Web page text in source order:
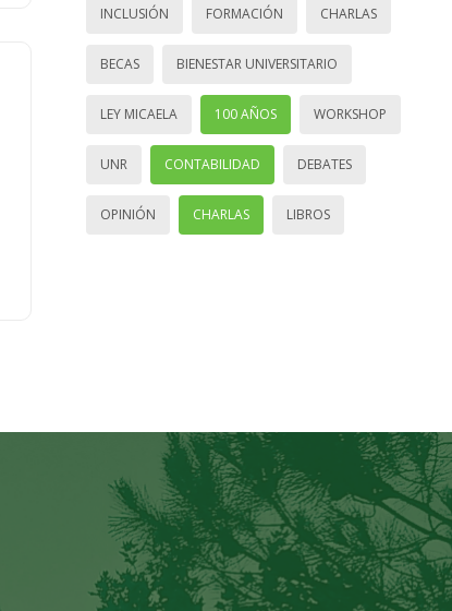
INCLUSIÓN FORMACIÓN CHARLAS
BECAS BIENESTAR UNIVERSITARIO
LEY MICAELA 100 AÑOS WORKSHOP
UNR CONTABILIDAD DEBATES
OPINIÓN CHARLAS LIBROS